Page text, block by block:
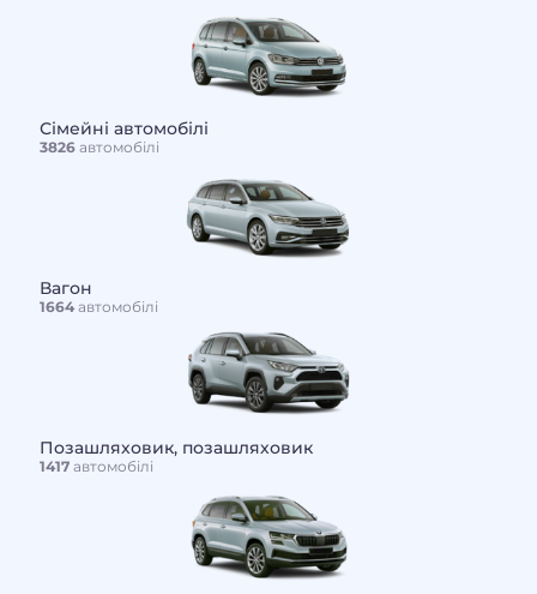
Сімейні автомобілі
3826автомобілі
Вагон
1664автомобілі
Позашляховик, позашляховик
1417автомобілі